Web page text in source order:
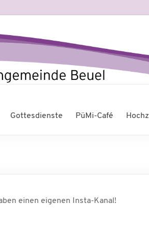
Gottesdienste PüMi-Café
einen eigenen Insta-Kanal!